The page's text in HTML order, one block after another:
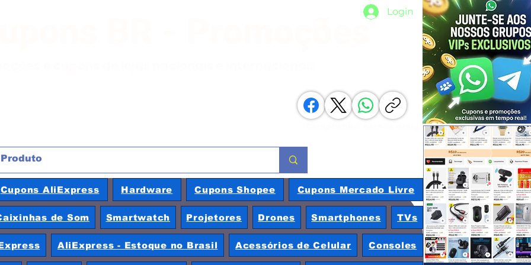
Login
BR - Promoções
Compartilhe com os amigos
Cupons AliExpress Hardware Cupons Shopee Cupons Mercado Livre
de Som Smartwatch Projetores Drones Smartphones TVs
AliExpress - Estoque no Brasil Acessórios de Celular Consoles